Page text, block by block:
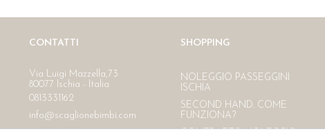
CONTATTI
Via Luigi Mazzella,73
80077 Ischia - Italia
0813331162
info@scaglionebimbi.com
SHOPPING
NOLEGGIO PASSEGGINI
ISCHIA
SECOND HAND. COME
FUNZIONA?